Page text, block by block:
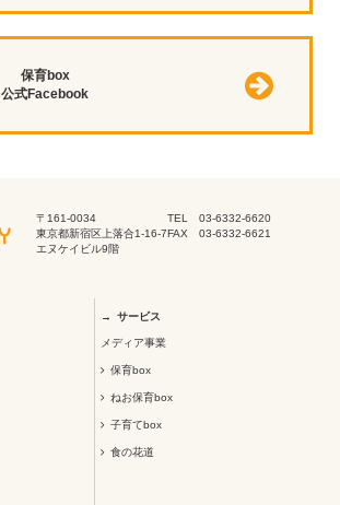
保育box
公式Facebook
〒161-0034
東京都新宿区上落合1-16-7
エヌケイビル9階
TEL 03-6332-6620
FAX 03-6332-6621
サービス
メディア事業
保育box
ねお保育box
子育てbox
食の花道